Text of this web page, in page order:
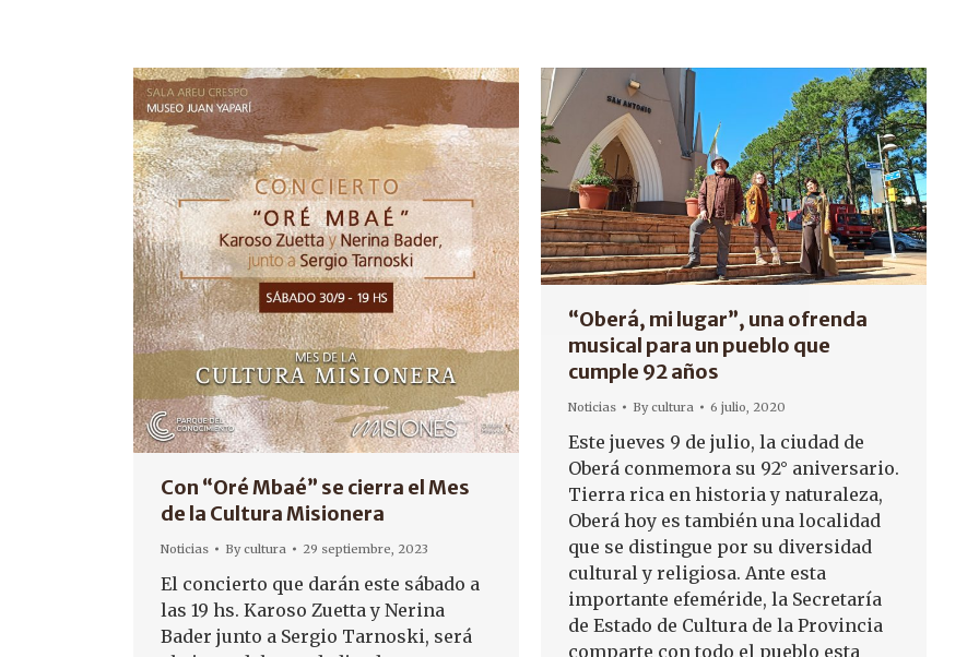
Con “Oré Mbaé” se cierra el Mes
de la Cultura Misionera
Noticias Bycultura 29 septiembre, 2023
El concierto que darán este sábado a
las 19 hs. Karoso Zuetta y Nerina
Bader junto a Sergio Tarnoski, será
“Oberá, mi lugar”, una ofrenda
musical para un pueblo que
cumple 92 años
Noticias Bycultura 6 julio, 2020
Este jueves 9 de julio, la ciudad de
Oberá conmemora su 92° aniversario.
Tierra rica en historia y naturaleza,
Oberá hoy es también una localidad
que se distingue por su diversidad
cultural y religiosa. Ante esta
importante efeméride, la Secretaría
de Estado de Cultura de la Provincia
comparte con todo el pueblo esta